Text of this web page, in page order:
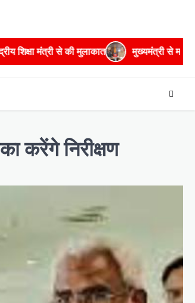
मुख्यमंत्री से महानिदेशक एनसीसी ने की
करेंगे निरीक्षण